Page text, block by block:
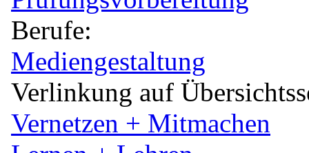
Berufe:
Mediengestaltung
Verlinkung auf
Vernetzen + Mitmachen